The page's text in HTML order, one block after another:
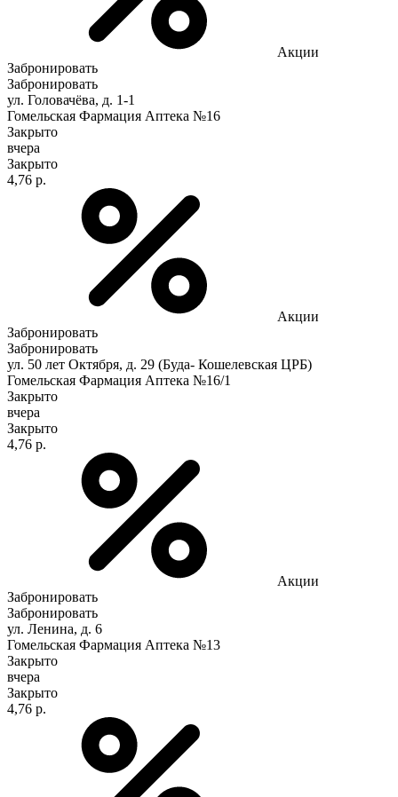
Акции
Забронировать
Забронировать
ул. Головачёва, д. 1-1
Гомельская Фармация Аптека №16
Закрыто
вчера
Закрыто
4,76 р.
Акции
Забронировать
Забронировать
ул. 50 лет Октября, д. 29 (Буда- Кошелевская ЦРБ)
Гомельская Фармация Аптека №16/1
Закрыто
вчера
Закрыто
4,76 р.
Акции
Забронировать
Забронировать
ул. Ленина, д. 6
Гомельская Фармация Аптека №13
Закрыто
вчера
Закрыто
4,76 р.